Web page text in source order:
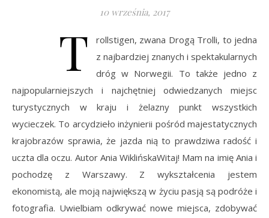
10 września, 2017
T
rollstigen, zwana Drogą Trolli, to jedna
z najbardziej znanych i spektakularnych
dróg w Norwegii. To także jedno z
najpopularniejszych i najchętniej odwiedzanych miejsc
turystycznych w kraju i żelazny punkt wszystkich
wycieczek. To arcydzieło inżynierii pośród majestatycznych
krajobrazów sprawia, że jazda nią to prawdziwa radość i
uczta dla oczu. Autor Ania WiklińskaWitaj! Mam na imię Ania i
pochodzę z Warszawy. Z wykształcenia jestem
ekonomistą, ale moją największą w życiu pasją są podróże i
fotografia. Uwielbiam odkrywać nowe miejsca, zdobywać